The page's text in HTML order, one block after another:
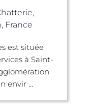
France
est située
à Saint-
envir ...